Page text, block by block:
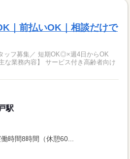
｜前払いOK｜相談だけで
ッフ募集／ 短期OK◎×週4日からOK
駅
時間8時間（休憩60...